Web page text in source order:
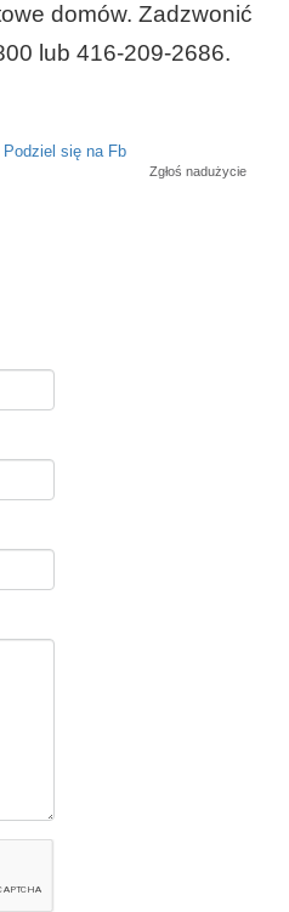
domów. Zadzwonić
lub 416-209-2686.
Podziel się na Fb
Zgłoś nadużycie